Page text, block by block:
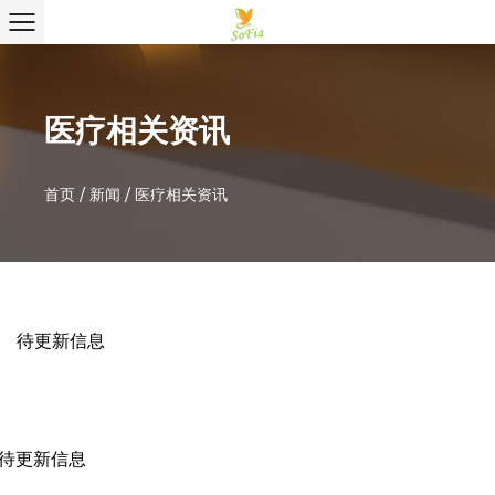
医疗相关资讯
首页 / 新闻 / 医疗相关资讯
待更新信息
更新信息